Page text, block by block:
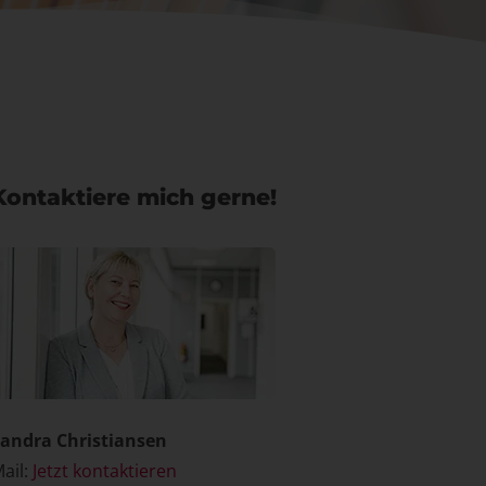
mich gerne!
Christiansen
Jetzt kontaktieren